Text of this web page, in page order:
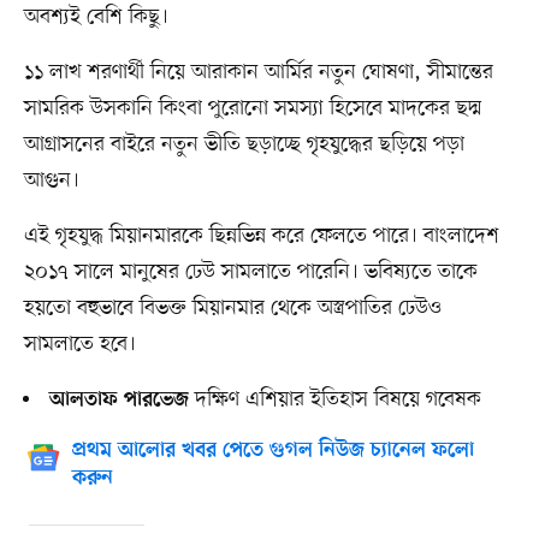
অবশ্যই বেশি কিছু।
১১ লাখ শরণার্থী নিয়ে আরাকান আর্মির নতুন ঘোষণা, সীমান্তের
সামরিক উসকানি কিংবা পুরোনো সমস্যা হিসেবে মাদকের ছদ্ম
আগ্রাসনের বাইরে নতুন ভীতি ছড়াচ্ছে গৃহযুদ্ধের ছড়িয়ে পড়া
আগুন।
এই গৃহযুদ্ধ মিয়ানমারকে ছিন্নভিন্ন করে ফেলতে পারে। বাংলাদেশ
২০১৭ সালে মানুষের ঢেউ সামলাতে পারেনি। ভবিষ্যতে তাকে
হয়তো বহুভাবে বিভক্ত মিয়ানমার থেকে অস্ত্রপাতির ঢেউও
সামলাতে হবে।
আলতাফ পারভেজদক্ষিণ এশিয়ার ইতিহাস বিষয়ে গবেষক
প্রথম আলোর খবর পেতে গুগল নিউজ চ্যানেল ফলো
করুন